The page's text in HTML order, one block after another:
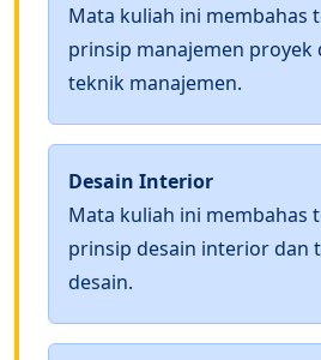
Mata kuliah ini membahas
prinsip manajemen proyek
teknik manajemen.
Desain Interior
Mata kuliah ini membahas
prinsip desain interior dan
desain.